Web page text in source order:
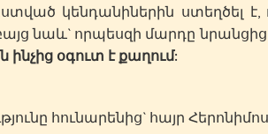
ստեղծել է,
նաև` որպեսզի մարդը նրանցից
օգուտ է քաղում:
հունարենից` հայր